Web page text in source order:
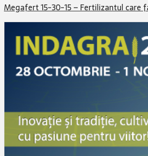
Megafert 15-30-15 – Fertilizantul care